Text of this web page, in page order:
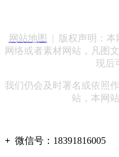
网站地图
| 版权声明：本
网络或者素材网站，凡图
现后
我们仍会及时署名或依照
站，本网
+ 微信号： 18391816005